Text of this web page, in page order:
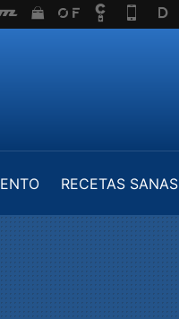
RECETAS SANAS